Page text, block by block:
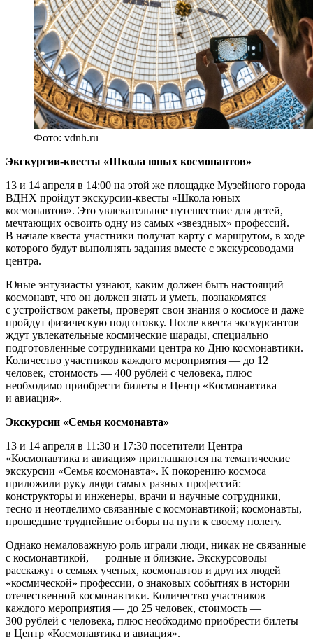
Фото: vdnh.ru
Экскурсии-квесты «Школа юных космонавтов»
13 и 14 апреля в 14:00 на этой же площадке Музейного города
ВДНХ пройдут экскурсии-квесты «Школа юных
космонавтов». Это увлекательное путешествие для детей,
мечтающих освоить одну из самых «звездных» профессий.
В начале квеста участники получат карту с маршрутом, в ходе
которого будут выполнять задания вместе с экскурсоводами
центра.
Юные энтузиасты узнают, каким должен быть настоящий
космонавт, что он должен знать и уметь, познакомятся
с устройством ракеты, проверят свои знания о космосе и даже
пройдут физическую подготовку. После квеста экскурсантов
ждут увлекательные космические шарады, специально
подготовленные сотрудниками центра ко Дню космонавтики.
Количество участников каждого мероприятия — до 12
человек, стоимость — 400 рублей с человека, плюс
необходимо приобрести билеты в Центр «Космонавтика
и авиация».
Экскурсии «Семья космонавта»
13 и 14 апреля в 11:30 и 17:30 посетители Центра
«Космонавтика и авиация» приглашаются на тематические
экскурсии «Семья космонавта». К покорению космоса
приложили руку люди самых разных профессий:
конструкторы и инженеры, врачи и научные сотрудники,
тесно и неотделимо связанные с космонавтикой; космонавты,
прошедшие труднейшие отборы на пути к своему полету.
Однако немаловажную роль играли люди, никак не связанные
с космонавтикой, — родные и близкие. Экскурсоводы
расскажут о семьях ученых, космонавтов и других людей
«космической» профессии, о знаковых событиях в истории
отечественной космонавтики. Количество участников
каждого мероприятия — до 25 человек, стоимость —
300 рублей с человека, плюс необходимо приобрести билеты
в Центр «Космонавтика и авиация».